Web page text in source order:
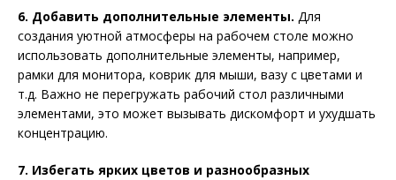
6. Добавить дополнительные элементы. Для
создания уютной атмосферы на рабочем столе можно
использовать дополнительные элементы, например,
рамки для монитора, коврик для мыши, вазу с цветами и
т.д. Важно не перегружать рабочий стол различными
элементами, это может вызывать дискомфорт и ухудшать
концентрацию.
7. Избегать ярких цветов и разнообразных